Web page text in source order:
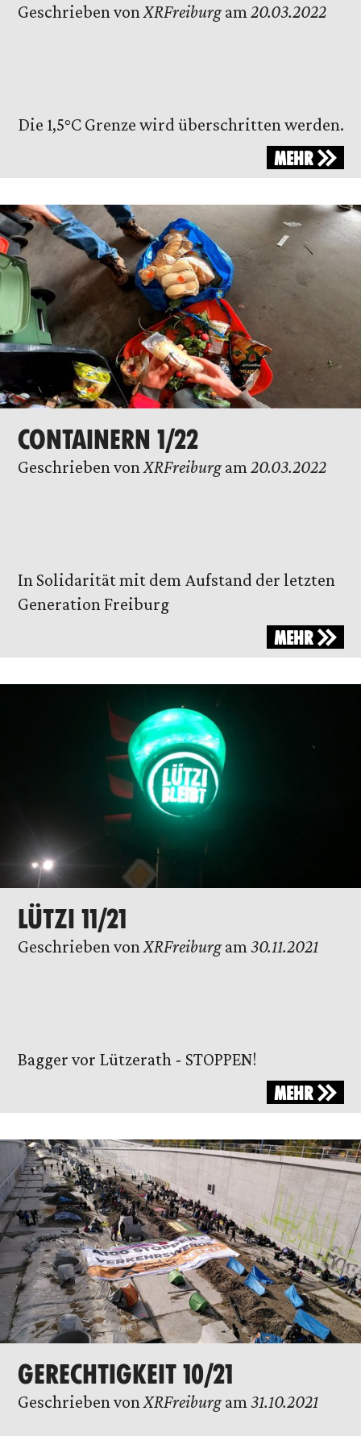
Geschrieben von XRFreiburgam 20.03.2022
Die 1,5°C Grenze wird überschritten werden.
MEHR
CONTAINERN 1/22
Geschrieben von XRFreiburgam 20.03.2022
In Solidarität mit dem Aufstand der letzten
Generation Freiburg
MEHR
LÜTZI 11/21
Geschrieben vonXRFreiburgam30.11.2021
Bagger vor Lützerath - STOPPEN!
MEHR
GERECHTIGKEIT 10/21
Geschrieben vonXRFreiburgam31.10.2021